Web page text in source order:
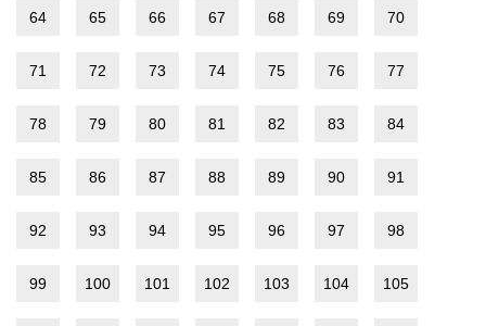
64 65 66 67 68 69 70
71 72 73 74 75 76 77
78 79 80 81 82 83 84
85 86 87 88 89 90 91
92 93 94 95 96 97 98
99 100 101 102 103 104 105